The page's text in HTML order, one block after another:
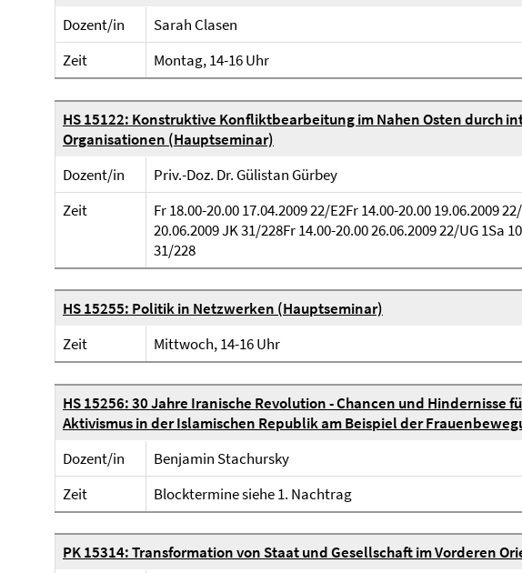
Dozent/in
Sarah Clasen
Zeit
Montag, 14-16 Uhr
HS 15122: Konstruktive Konfliktbearbeitung im Nahen Osten durch
Organisationen (Hauptseminar)
Dozent/in
Priv.-Doz. Dr. Gülistan Gürbey
Zeit
Fr 18.00-20.00 17.04.2009 22/E2Fr 14.00-20.00 19.06.2009
20.06.2009 JK 31/228Fr 14.00-20.00 26.06.2009 22/UG 1Sa
31/228
HS 15255: Politik in Netzwerken (Hauptseminar)
Zeit
Mittwoch, 14-16 Uhr
HS 15256: 30 Jahre Iranische Revolution - Chancen und Hindernisse
Aktivismus in der Islamischen Republik am Beispiel der
Dozent/in
Benjamin Stachursky
Zeit
Blocktermine siehe 1. Nachtrag
PK 15314: Transformation von Staat und Gesellschaft im Vorderen